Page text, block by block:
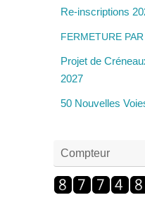
Re-inscriptions
FERMETURE PAR
Projet de
2027
50 Nouvelles
Compteur